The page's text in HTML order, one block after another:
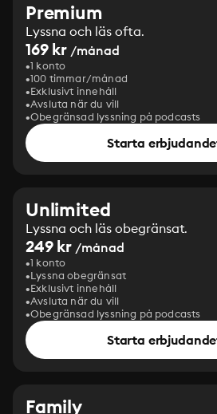
Premium
Lyssna och läs ofta.
169 kr /månad
1 konto
100 timmar/månad
Exklusivt innehåll
Avsluta när du vill
Obegränsad lyssning på podcasts
Starta
Unlimited
Lyssna och läs obegränsat.
249 kr /månad
1 konto
Lyssna obegränsat
Exklusivt innehåll
Avsluta när du vill
Obegränsad lyssning på podcasts
Starta
Family